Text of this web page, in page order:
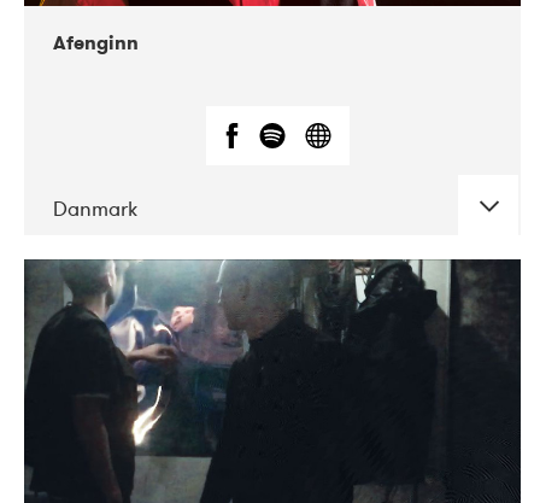
Afenginn
Danmark
DATE CONCERTS
11-2017